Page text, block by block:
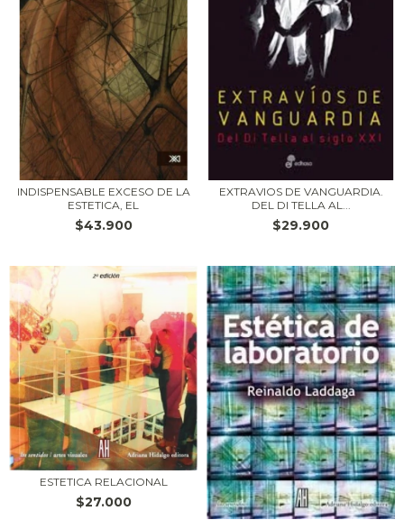
INDISPENSABLE EXCESO DE LA
ESTETICA, EL
$43.900
EXTRAVIOS DE VANGUARDIA.
DEL DI TELLA AL...
$29.900
ESTETICA RELACIONAL
$27.000